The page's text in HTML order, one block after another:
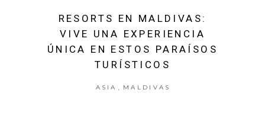
RESORTS EN MALDIVAS:
VIVE UNA EXPERIENCIA
ÚNICA EN ESTOS PARAÍSOS
TURÍSTICOS
ASIA MALDIVAS